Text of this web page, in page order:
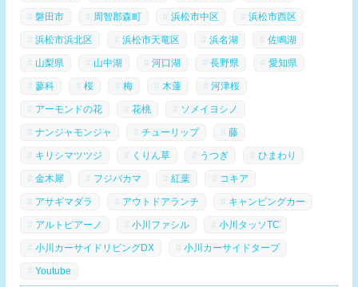
磐田市 周智郡森町 浜松市中区 浜松市西区
浜松市浜北区 浜松市天竜区 浜名湖 佐鳴湖
山梨県 山中湖 河口湖 長野県 愛知県
蓼科 桜 梅 木蓮 河津桜
アーモンドの花 花桃 ソメイヨシノ
ナンジャモンジャ チューリップ 藤
キリシマツツジ くりん草 うつぎ ひまわり
金木犀 フジバカマ 紅葉 コキア
アサギマダラ アウトドアランチ キャンピングカー
アルトピアーノ 小川ファシル 小川タッソTC
小川カーサイドリビングDX 小川カーサイドタープ
Youtube